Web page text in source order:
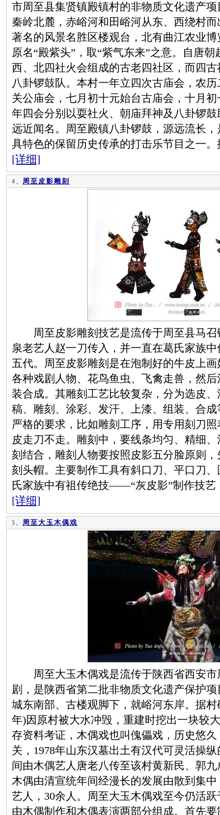
市周至县集贤镇殿镇村的非物质文化遗产
秦岭北麓，赤峪河和田峪河从东、西绕村
著名的风景名胜区楼观台，北有曲江农业
原名“殿紫头”，取“紫气东来”之意。自唐
西、北四社火会组成的古老四社区，而四
八卦锣鼓队。本村一年立四次古庙会，农
关公庙会，七月初十元始台古庙会，十月
年四会分别以耍社火、朝庙拜神及八卦锣
远近闻名。周至殿镇八卦锣鼓，源远流长
具特色的保留历史传承的打击乐节目之一
[详细]
4、 周至皮影雕刻
周至皮影雕刻技艺是流传于周至县马召
泉老艺人赵一刀传入，并一直在葛氏家族
五代。周至皮影雕刻是在泡制好的牛皮上
各种戏剧人物、花鸟鱼虫、飞禽走兽，然
装合成。其雕刻工艺比较复杂，分为选皮
稿、雕刻、涂彩、发汗、上漆、组装、合
严格的要求，比如雕刻工序，用专用刻刀
皮走刀不走。雕刻中，要线条均匀、精细
刻结合，雕刻人物要按照皮影五分脸原则
刻头帽。主要制作工具有斜口刀、平口刀
氏家族中有祖传绝技——“灰皮影”制作技
[详细]
5、 周至大玉木偶戏
周至大玉木偶戏是流传于陕西省西安市
剧，是陕西省第二批非物质文化遗产保护
城东南部、古楼观脚下，就峪河东岸。据
年)因原村被大水冲毁，重建时挖出一块较
存资料考证，木偶戏也叫傀儡戏，历史悠
关，1978年山东汉墓出土有汉代可灵活操
间由木偶艺人唐老八传至该村黄新民、郭
木偶由清宣统年间经漫长的发展由散到集
艺人，30余人。周至大玉木偶戏至今仍活
由木偶制作和木偶表演两部分组成。首先